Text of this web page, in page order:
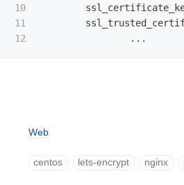
10
11
Web
centos lets-encrypt nginx